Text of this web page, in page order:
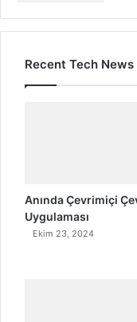
Recent Tech News
Anında Çevrimiçi
Uygulaması
Ekim 23, 2024